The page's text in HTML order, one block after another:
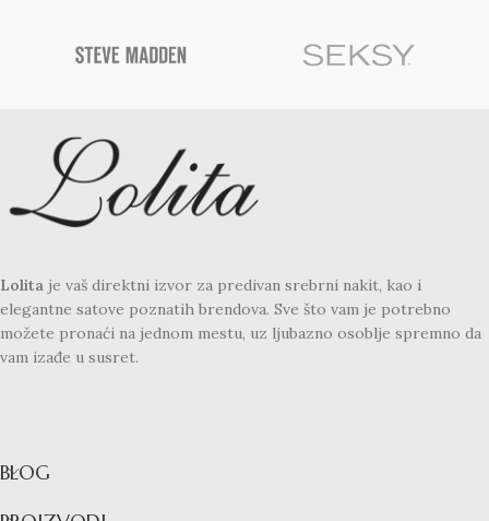
Lolita je vaš direktni izvor za predivan srebrni nakit, kao i
elegantne satove poznatih brendova. Sve što vam je potrebno
možete pronaći na jednom mestu, uz ljubazno osoblje spremno da
vam izađe u susret.
BLOG